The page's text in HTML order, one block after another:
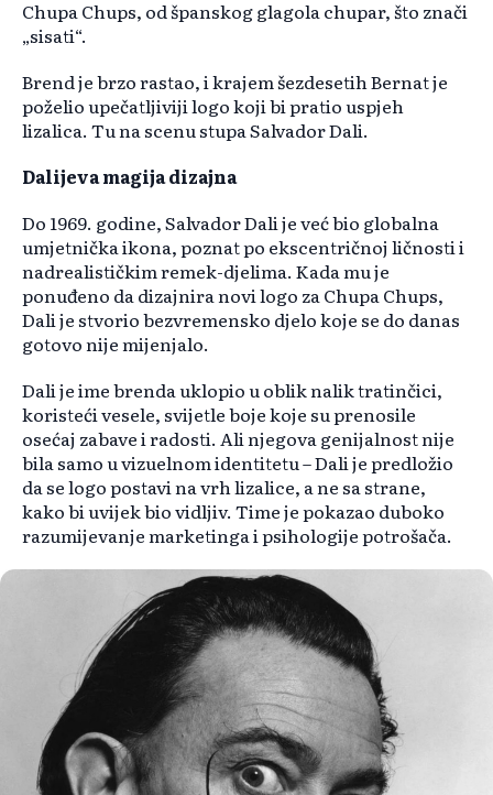
Chupa Chups, od španskog glagola chupar, što znači
„sisati“.
Brend je brzo rastao, i krajem šezdesetih Bernat je
poželio upečatljiviji logo koji bi pratio uspjeh
lizalica. Tu na scenu stupa Salvador Dali.
Dalijeva magija dizajna
Do 1969. godine, Salvador Dali je već bio globalna
umjetnička ikona, poznat po ekscentričnoj ličnosti i
nadrealističkim remek-djelima. Kada mu je
ponuđeno da dizajnira novi logo za Chupa Chups,
Dali je stvorio bezvremensko djelo koje se do danas
gotovo nije mijenjalo.
Dali je ime brenda uklopio u oblik nalik tratinčici,
koristeći vesele, svijetle boje koje su prenosile
osećaj zabave i radosti. Ali njegova genijalnost nije
bila samo u vizuelnom identitetu – Dali je predložio
da se logo postavi na vrh lizalice, a ne sa strane,
kako bi uvijek bio vidljiv. Time je pokazao duboko
razumijevanje marketinga i psihologije potrošača.